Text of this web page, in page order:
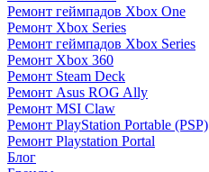
Ремонт геймпадов Xbox One
Ремонт Xbox Series
Ремонт геймпадов Xbox Series
Ремонт Xbox 360
Ремонт Steam Deck
Ремонт Asus ROG Ally
Ремонт MSI Claw
Ремонт PlayStation Portable (PSP)
Ремонт Playstation Portal
Блог